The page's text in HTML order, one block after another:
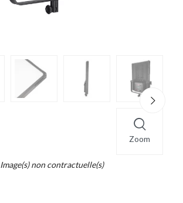
Zoom
Image(s) non contractuelle(s)